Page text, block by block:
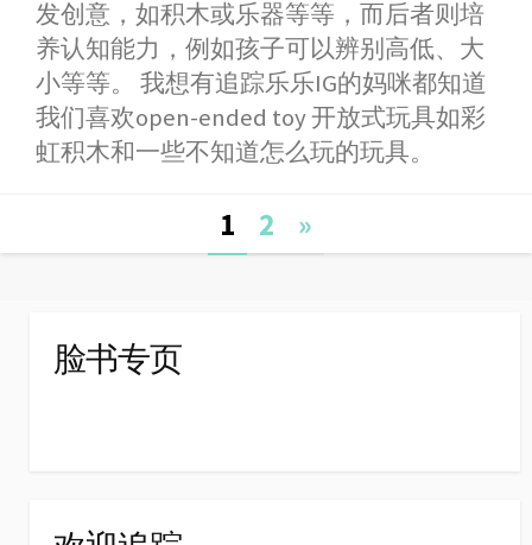
b
o
o
k
e
n
g
r
s
A
p
p
t
e
r
W
e
i
b
o
e
发创意，如积木或乐器等等，而后者则培
养认知能力，例如孩子可以辨别高低、大
小等等。 我想有追踪乐乐IG的妈咪都知道
我们喜欢open-ended toy 开放式玩具如彩
虹积木和一些不知道怎么玩的玩具。
1 2 »
脸书专页